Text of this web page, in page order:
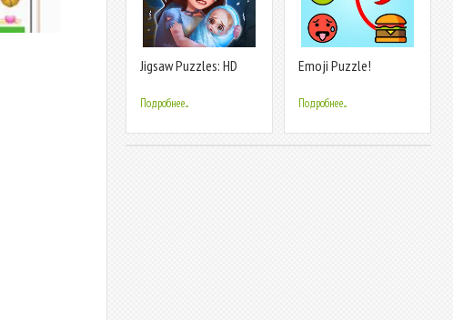
Jigsaw Puzzles: HD
Подробнее...
Emoji Puzzle!
Подробнее...